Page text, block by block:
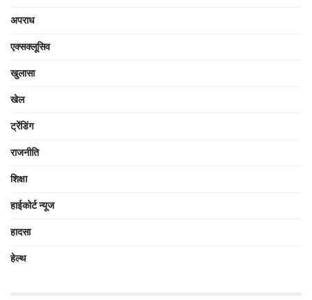
अपराध
एक्सक्लूसिव
खुलासा
खेल
ट्रेंडिंग
राजनीति
शिक्षा
हाईकोर्ट न्यूज
हादसा
हेल्थ